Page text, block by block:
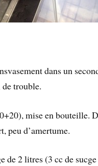
dans un
trouble.
mise en bouteille.
peu d’amertume.
de 2 litres (3 cc de